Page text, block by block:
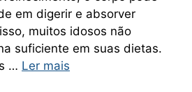
em digerir e absorver
muitos idosos não
suficiente em suas dietas.
… Ler mais